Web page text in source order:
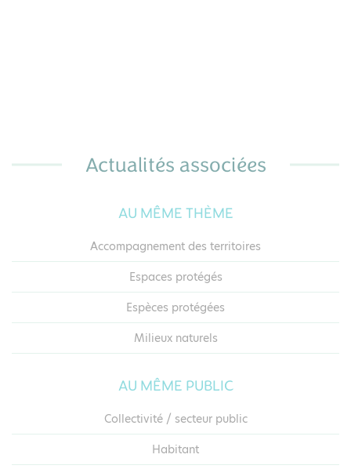
Actualités associées
AU MÊME THÈME
Accompagnement des territoires
Espaces protégés
Espèces protégées
Milieux naturels
AU MÊME PUBLIC
Collectivité / secteur public